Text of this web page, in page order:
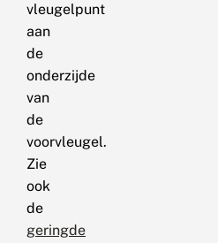
vleugelpunt
aan
de
onderzijde
van
de
voorvleugel.
Zie
ook
de
geringde